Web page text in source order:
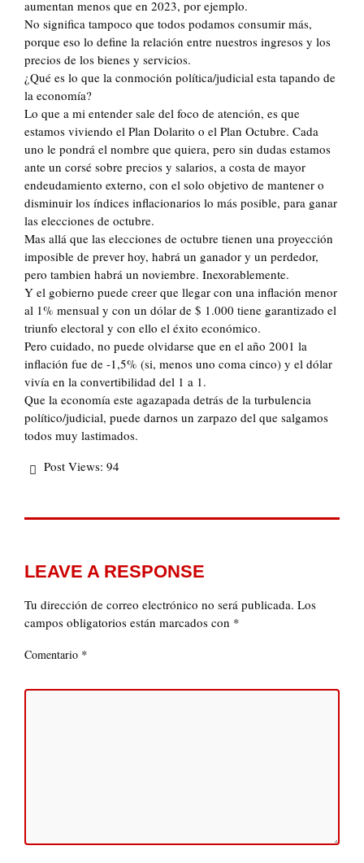
aumentan menos que en 2023, por ejemplo.
No significa tampoco que todos podamos consumir más,
porque eso lo define la relación entre nuestros ingresos y los
precios de los bienes y servicios.
¿Qué es lo que la conmoción política/judicial esta tapando de
la economía?
Lo que a mi entender sale del foco de atención, es que
estamos viviendo el Plan Dolarito o el Plan Octubre. Cada
uno le pondrá el nombre que quiera, pero sin dudas estamos
ante un corsé sobre precios y salarios, a costa de mayor
endeudamiento externo, con el solo objetivo de mantener o
disminuir los índices inflacionarios lo más posible, para ganar
las elecciones de octubre.
Mas allá que las elecciones de octubre tienen una proyección
imposible de prever hoy, habrá un ganador y un perdedor,
pero tambien habrá un noviembre. Inexorablemente.
Y el gobierno puede creer que llegar con una inflación menor
al 1% mensual y con un dólar de $ 1.000 tiene garantizado el
triunfo electoral y con ello el éxito económico.
Pero cuidado, no puede olvidarse que en el año 2001 la
inflación fue de -1,5% (si, menos uno coma cinco) y el dólar
vivía en la convertibilidad del 1 a 1.
Que la economía este agazapada detrás de la turbulencia
político/judicial, puede darnos un zarpazo del que salgamos
todos muy lastimados.
Post Views: 94
LEAVE A RESPONSE
Tu dirección de correo electrónico no será publicada. Los
campos obligatorios están marcados con *
Comentario *